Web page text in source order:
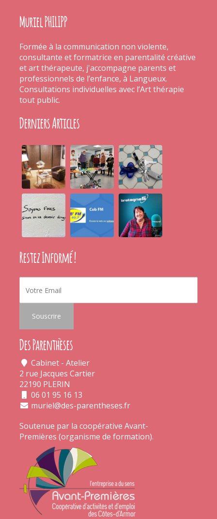
Muriel PHILIPP
Formée à la communication non violente,
consultante et formatrice en parentalité créative
et art thérapeute, j'accompagne parents et
professionnels de l’enfance, à Langueux.
Consultations individuelles avec l’Art thérapie
tout public.
Derniers Articles
Restez Informé !
Des Parenthèses
Cabinet - Atelier
2 rue Jacques Cartier
22190 PLERIN
06 01 95 16 13
muriel@des-parentheses.fr
Soutenue par la coopérative Avant-
Premières (organisme de formation).